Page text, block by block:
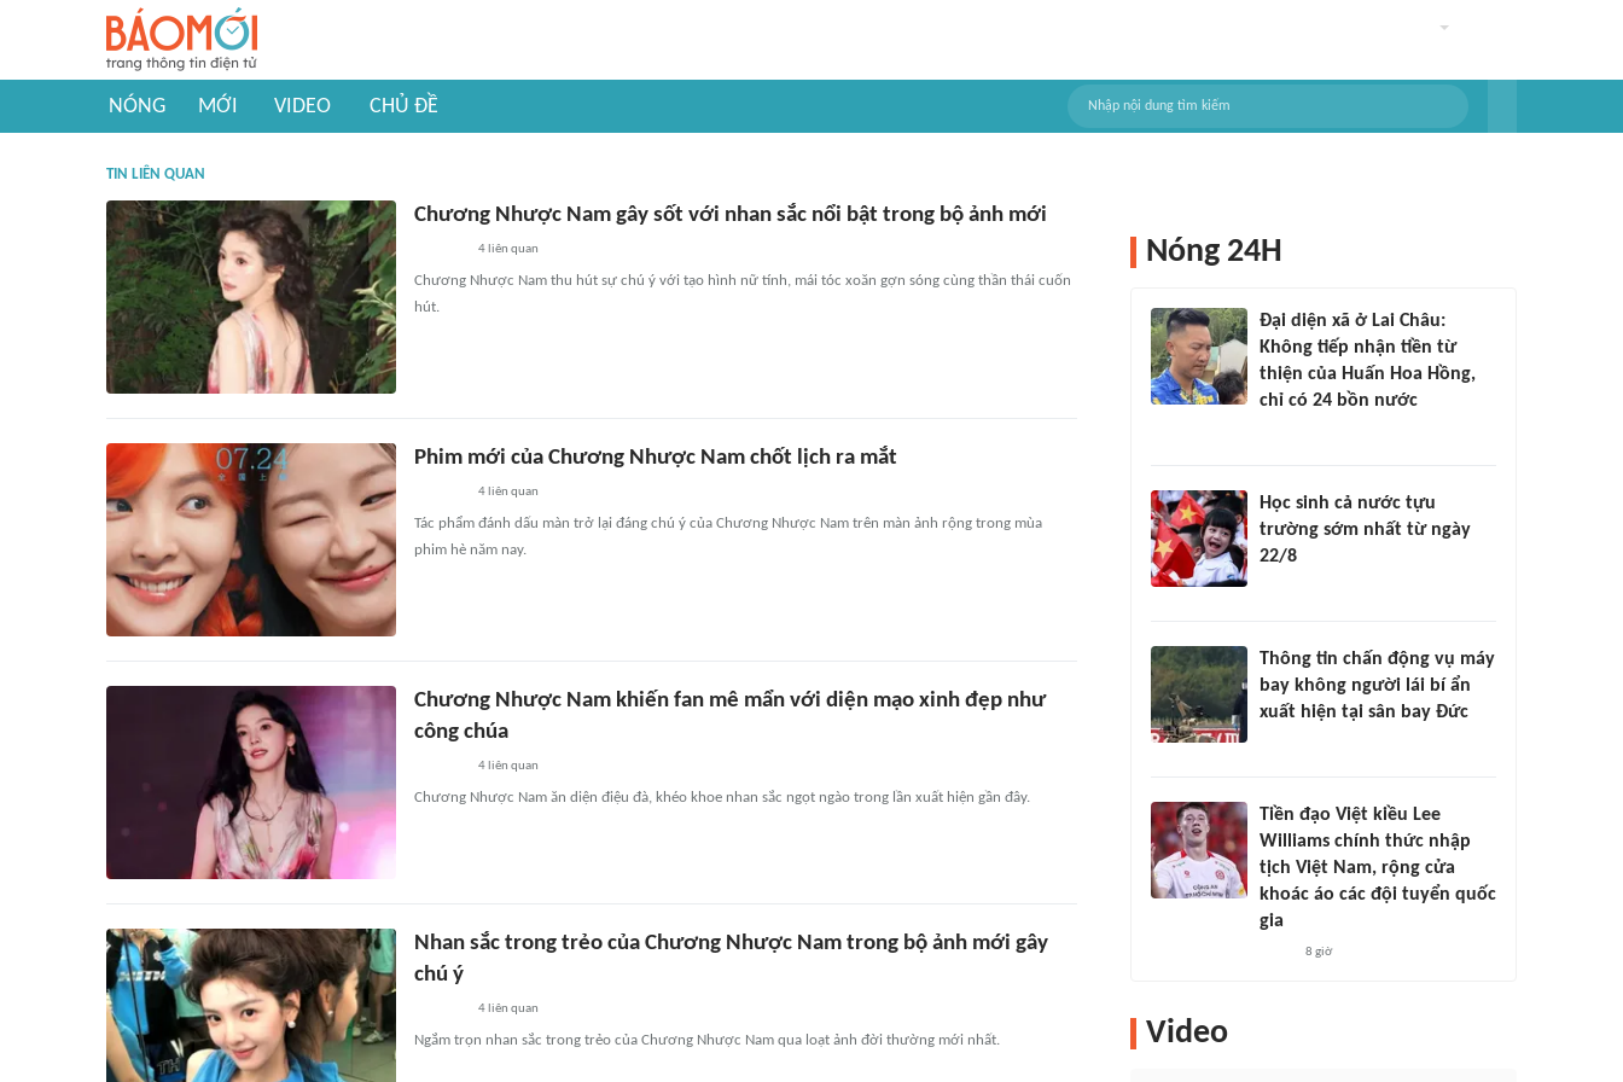
NÓNG MỚI VIDEO CHỦ ĐỀ
TIN LIÊN QUAN
Chương Nhược Nam gây sốt với nhan sắc nổi bật trong bộ ảnh mới
4liên quan
Chương Nhược Nam thu hút sự chú ý với tạo hình nữ tính, mái tóc xoăn gợn sóng cùng thần thái cuốn
hút.
Phim mới của Chương Nhược Nam chốt lịch ra mắt
4liên quan
Tác phẩm đánh dấu màn trở lại đáng chú ý của Chương Nhược Nam trên màn ảnh rộng trong mùa
phim hè năm nay.
Chương Nhược Nam khiến fan mê mẩn với diện mạo xinh đẹp như
công chúa
4liên quan
Chương Nhược Nam ăn diện điệu đà, khéo khoe nhan sắc ngọt ngào trong lần xuất hiện gần đây.
Nhan sắc trong trẻo của Chương Nhược Nam trong bộ ảnh mới gây
chú ý
4liên quan
Ngắm trọn nhan sắc trong trẻo của Chương Nhược Nam qua loạt ảnh đời thường mới nhất.
Nóng 24H
Đại diện xã ở Lai Châu:
Không tiếp nhận tiền từ
thiện của Huấn Hoa Hồng,
chỉ có 24 bồn nước
Học sinh cả nước tựu
trường sớm nhất từ ngày
22/8
Thông tin chấn động vụ máy
bay không người lái bí ẩn
xuất hiện tại sân bay Đức
Tiền đạo Việt kiều Lee
Williams chính thức nhập
tịch Việt Nam, rộng cửa
khoác áo các đội tuyển quốc
gia
8 giờ
Video